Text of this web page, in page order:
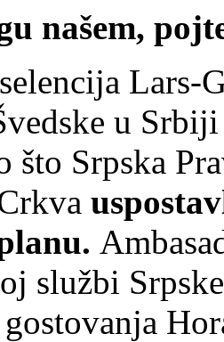
našem,
Lars-
u
što Srpska
službi